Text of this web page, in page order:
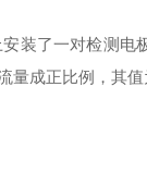
了一对检测电
量成正比例，其值